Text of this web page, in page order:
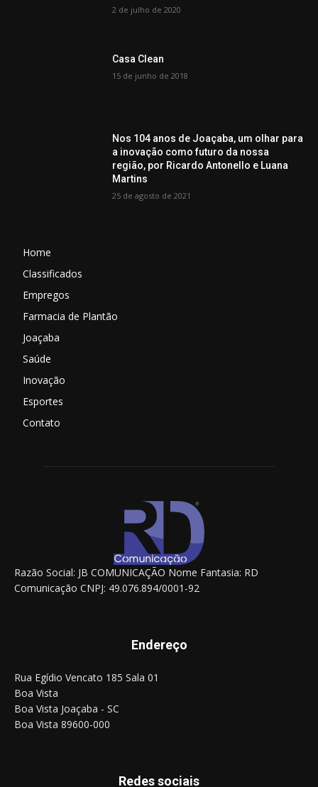
2 de julho de 2020
Casa Clean
15 de junho de 2018
Nos 104 anos de Joaçaba, um olhar para
a inovação como futuro da nossa
região, por Ricardo Antonello e Luana
Martins
25 de agosto de 2021
Home
Classificados
Empregos
Farmacia de Plantão
Joaçaba
Saúde
Inovação
Esportes
Contato
Razão Social: JB COMUNICAÇÃO Nome Fantasia: RD
Comunicação CNPJ: 49.076.894/0001-92
Endereço
Rua Egídio Vencato 185 Sala 01
Boa Vista
Boa Vista Joaçaba - SC
Boa Vista 89600-000
Redes sociais